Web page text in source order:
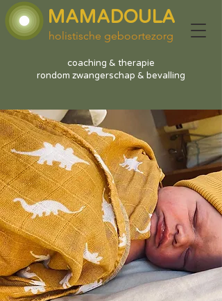
MAMADOULA
holistische geboortezorg
coaching & therapie
rondom zwangerschap & bevalling